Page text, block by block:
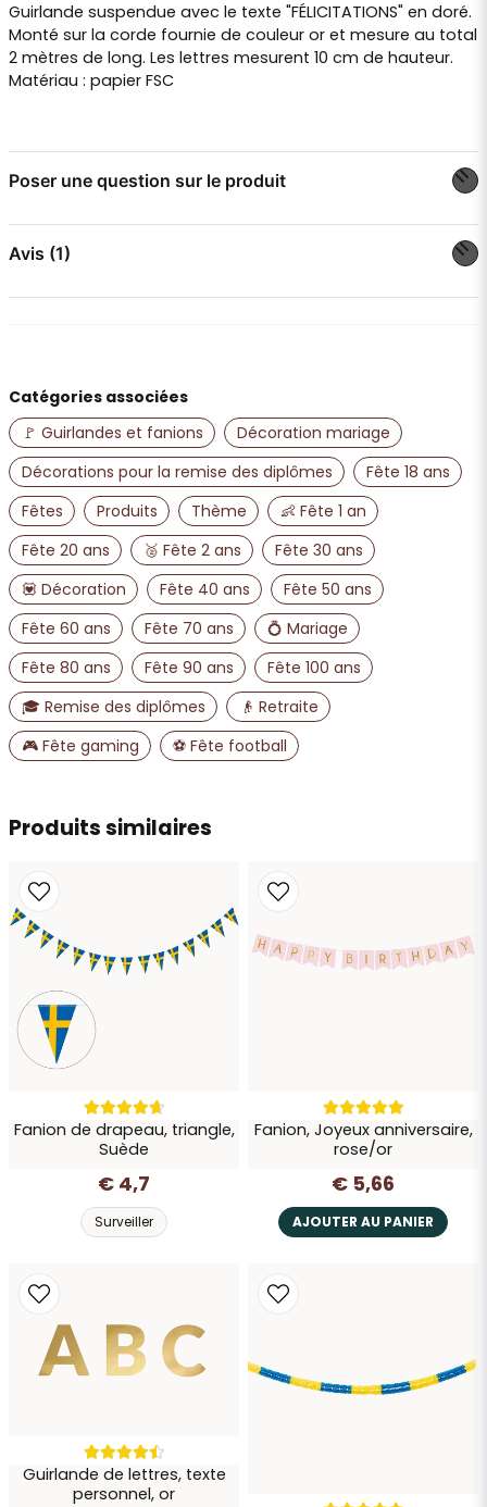
Guirlande suspendue avec le texte "FÉLICITATIONS" en doré.
Monté sur la corde fournie de couleur or et mesure au total
2 mètres de long. Les lettres mesurent 10 cm de hauteur.
Matériau : papier FSC
Poser une question sur le produit
Posez-nous une question sur ce produit
email
Adresse e-mail
Oui, vous pouvez publier ma question
Envoyer la question
Avis (1)
Produits similaires
Fanion de drapeau, triangle,
Suède
€ 4,7
Surveiller
Fanion, Joyeux anniversaire,
rose/or
€ 5,66
AJOUTER AU PANIER
Guirlande de lettres, texte
personnel, or
Catégories associées
🚩 Guirlandes et fanions
Décoration mariage
Décorations pour la remise des diplômes
Fête 18 ans
Fêtes
Produits Thème
👶 Fête 1 an
Fête 20 ans
🥈 Fête 2 ans
Fête 30 ans
💟 Décoration
Fête 40 ans
Fête 50 ans
Fête 60 ans
Fête 70 ans
💍 Mariage
Fête 80 ans
Fête 90 ans
Fête 100 ans
🎓 Remise des diplômes
👴 Retraite
🎮 Fête gaming
⚽ Fête football